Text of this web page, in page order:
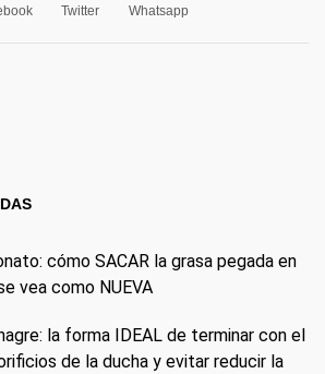
Twitter Whatsapp
cómo SACAR la grasa pegada en
vea como NUEVA
la forma IDEAL de terminar con el
de la ducha y evitar reducir la